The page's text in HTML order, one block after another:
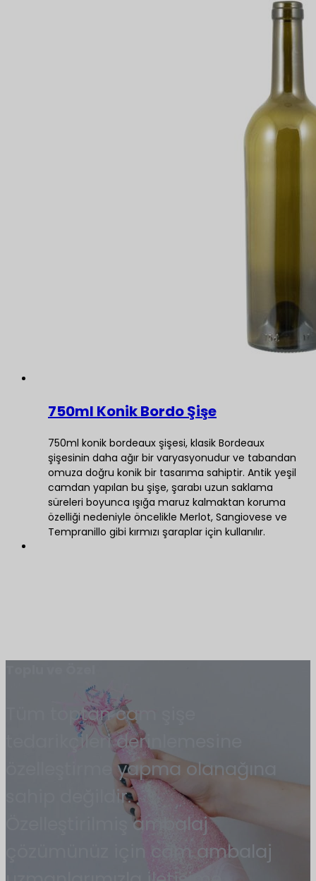
750ml Konik Bordo Şişe
750ml konik bordeaux şişesi, klasik Bordeaux
şişesinin daha ağır bir varyasyonudur ve tabandan
omuza doğru konik bir tasarıma sahiptir. Antik yeşil
camdan yapılan bu şişe, şarabı uzun saklama
süreleri boyunca ışığa maruz kalmaktan koruma
özelliği nedeniyle öncelikle Merlot, Sangiovese ve
Tempranillo gibi kırmızı şaraplar için kullanılır.
Tüm toptan cam şişe
tedarikçileri derinlemesine
özelleştirme yapma olanağına
sahip değildir.
Özelleştirilmiş ambalaj
çözümünüz için cam ambalaj